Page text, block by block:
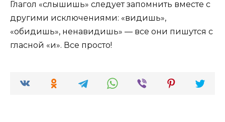
Глагол «слышишь» следует запомнить вместе с
другими исключениями: «видишь»,
«обидишь», ненавидишь» — все они пишутся с
гласной «и». Все просто!